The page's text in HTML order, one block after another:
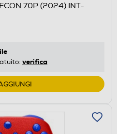
70P (2024) INT-
verifica